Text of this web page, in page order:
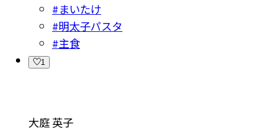
#まいたけ
#明太子パスタ
#主食
1
大庭 英子